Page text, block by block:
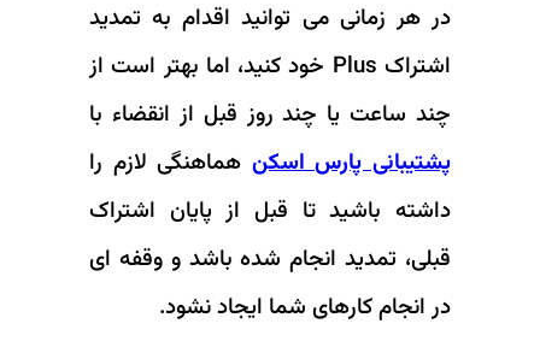
در هر زمانی می توانید اقدام به تمدید
اشتراک Plus خود کنید، اما بهتر است از
چند ساعت یا چند روز قبل از انقضاء با
پشتیبانی پارس اسکن هماهنگی لازم را
داشته باشید تا قبل از پایان اشتراک
قبلی، تمدید انجام شده باشد و وقفه ای
در انجام کارهای شما ایجاد نشود.